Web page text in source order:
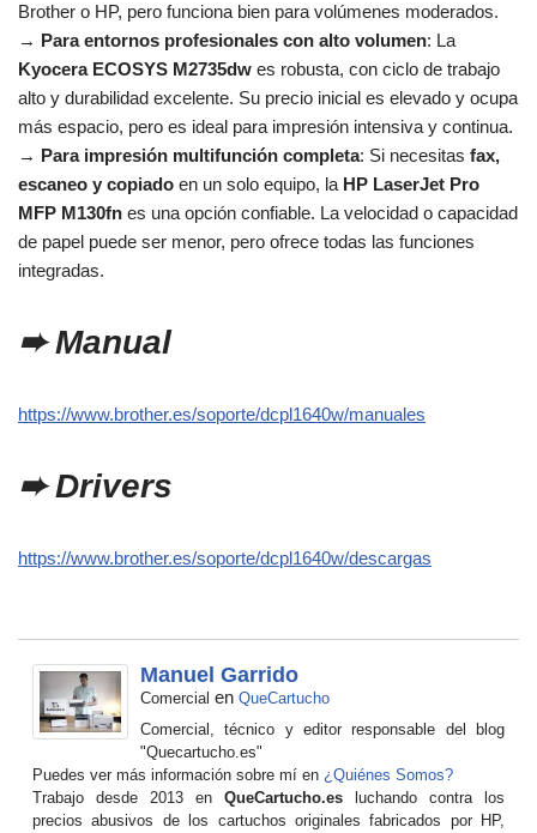
Brother o HP, pero funciona bien para volúmenes moderados.
→ Para entornos profesionales con alto volumen: La
Kyocera ECOSYS M2735dw es robusta, con ciclo de trabajo
alto y durabilidad excelente. Su precio inicial es elevado y ocupa
más espacio, pero es ideal para impresión intensiva y continua.
→ Para impresión multifunción completa: Si necesitas fax,
escaneo y copiado en un solo equipo, la HP LaserJet Pro
MFP M130fn es una opción confiable. La velocidad o capacidad
de papel puede ser menor, pero ofrece todas las funciones
integradas.
➨ Manual
https://www.brother.es/soporte/dcpl1640w/manuales
➨ Drivers
https://www.brother.es/soporte/dcpl1640w/descargas
Manuel Garrido
Comercial en QueCartucho
Comercial, técnico y editor responsable del blog
"Quecartucho.es"
Puedes ver más información sobre mí en ¿Quiénes Somos?
Trabajo desde 2013 en QueCartucho.es
luchando contra los
precios abusivos de los cartuchos originales fabricados por HP,